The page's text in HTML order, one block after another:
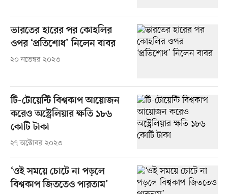
ভারতের হারের পর কোহলির
ওপর ‘প্রতিশোধ’ নিলেন বাবর
২০ নভেম্বর ২০২৩
টি-টোয়েন্টি বিশ্বকাপ আয়োজন
করেও অস্ট্রেলিয়ার ক্ষতি ১৮৬
কোটি টাকা
২৭ অক্টোবর ২০২৩
‘ওই সময়ে চোটে না পড়লে
বিশ্বকাপ জিততেও পারতাম’